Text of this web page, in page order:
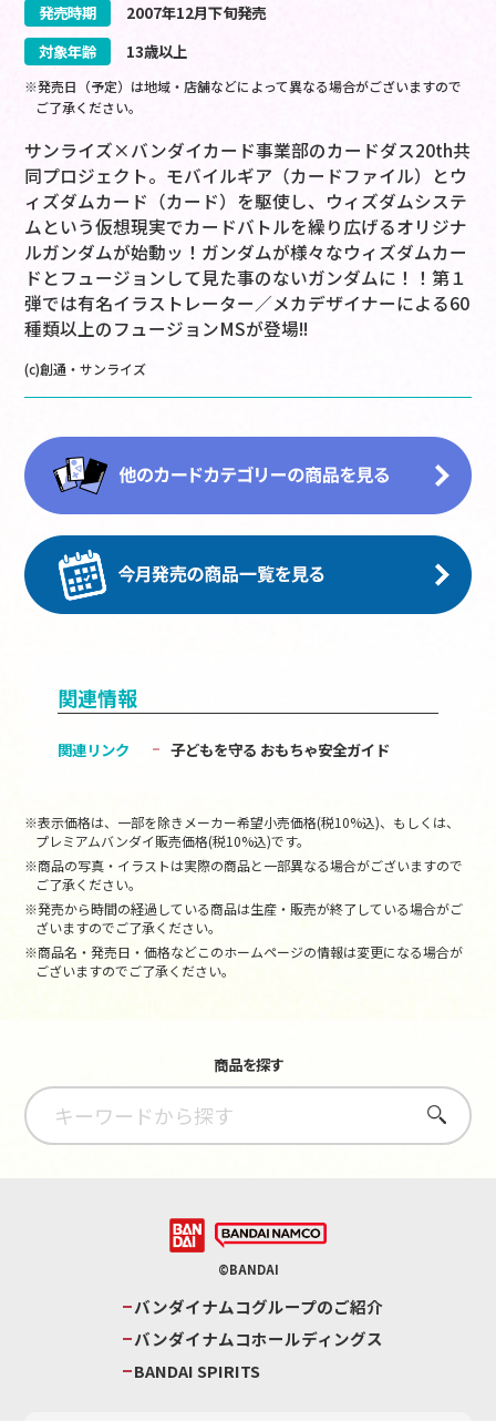
発売時期
2007年12月下旬発売
対象年齢
13歳以上
※発売日（予定）は地域・店舗などによって異なる場合がございますので
ご了承ください。
サンライズ×バンダイカード事業部のカードダス20th共
同プロジェクト。モバイルギア（カードファイル）とウ
ィズダムカード（カード）を駆使し、ウィズダムシステ
ムという仮想現実でカードバトルを繰り広げるオリジナ
ルガンダムが始動ッ！ガンダムが様々なウィズダムカー
ドとフュージョンして見た事のないガンダムに！！第１
弾では有名イラストレーター／メカデザイナーによる60
種類以上のフュージョンMSが登場!!
(c)創通・サンライズ
関連情報
関連リンク 子どもを守る おもちゃ安全ガイド
※表示価格は、一部を除きメーカー希望小売価格(税10%込)、もしくは、
プレミアムバンダイ販売価格(税10%込)です。
※商品の写真・イラストは実際の商品と一部異なる場合がございますので
ご了承ください。
※発売から時間の経過している商品は生産・販売が終了している場合がご
ざいますのでご了承ください。
※商品名・発売日・価格などこのホームページの情報は変更になる場合が
ございますのでご了承ください。
商品を探す
さがす
©BANDAI
バンダイナムコグループのご紹介
バンダイナムコホールディングス
BANDAI SPIRITS